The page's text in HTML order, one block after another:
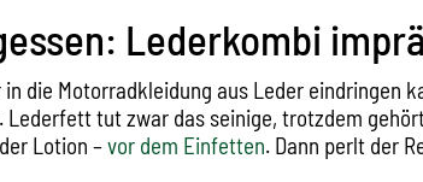
Lederkombi
in die Motorradkleidung aus Leder eindringen
Lederfett tut zwar das seinige, trotzdem
Lotion –vor dem Einfetten. Dann perlt der